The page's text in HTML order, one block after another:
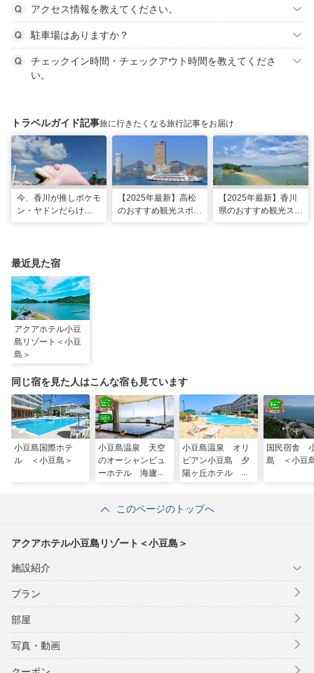
アクセス情報を教えてください。
駐車場はありますか？
チェックイン時間・チェックアウト時間を教えてくださ
い。
トラベルガイド記事旅に行きたくなる旅行記事をお届け
今、香川が推しポケモ
ン・ヤドンだらけ
【2025年最新】高松
のおすすめ観光スポッ
【2025年最新】香川
県のおすすめ観光スポ
最近見た宿
アクアホテル小豆
島リゾート＜小豆
島＞
同じ宿を見た人はこんな宿も見ています
小豆島国際ホテ
ル ＜小豆島＞
小豆島温泉 天空
のオーシャンビュ
ーホテル 海廬
小豆島温泉 オリ
ビアン小豆島 夕
陽ヶ丘ホテル ＜
国民宿舎
島 ＜小豆
このページのトップへ
アクアホテル小豆島リゾート＜小豆島＞
施設紹介
プラン
部屋
写真・動画